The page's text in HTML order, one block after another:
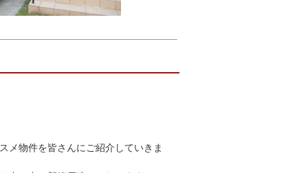
メ物件を皆さんにご紹介していきま